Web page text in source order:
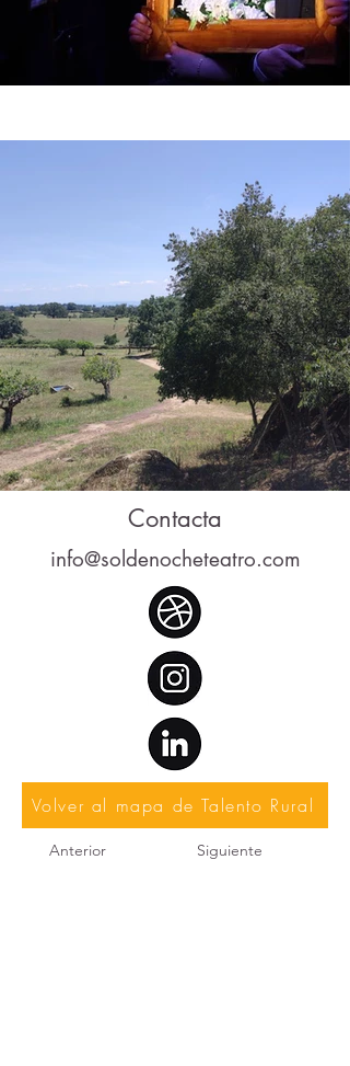
Contacta
info@soldenocheteatro.com
Volver al mapa de Talento Rural
Anterior Siguiente